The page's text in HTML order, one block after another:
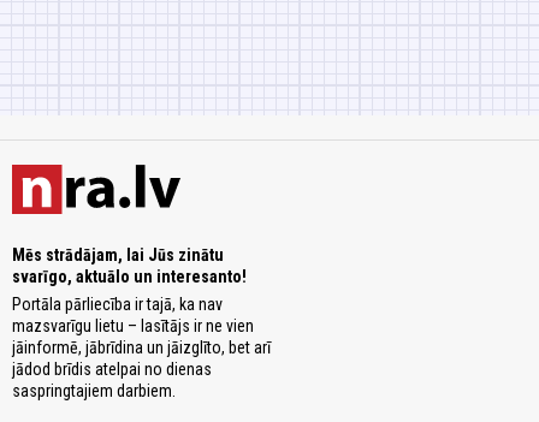
Mēs strādājam, lai Jūs zinātu
svarīgo, aktuālo un interesanto!
Portāla pārliecība ir tajā, ka nav
mazsvarīgu lietu – lasītājs ir ne vien
jāinformē, jābrīdina un jāizglīto, bet arī
jādod brīdis atelpai no dienas
saspringtajiem darbiem.